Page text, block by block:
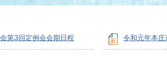
第3回定例会会期日程 令和元年本